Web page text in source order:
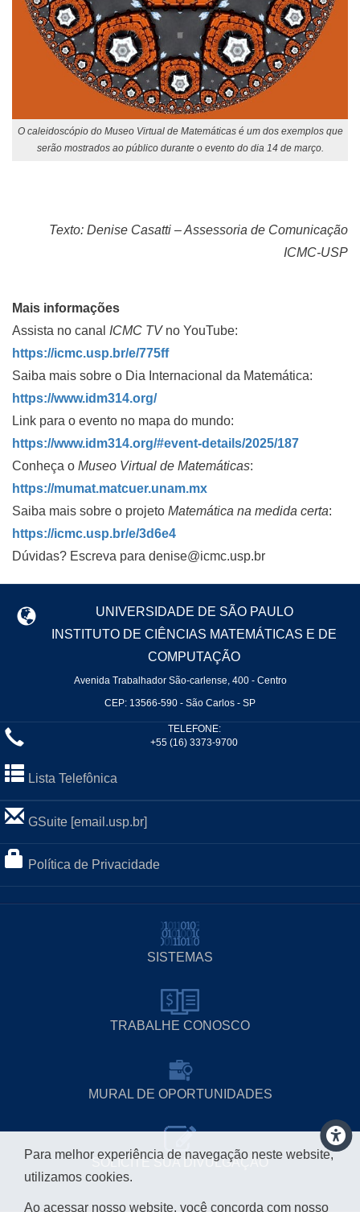
O caleidoscópio do Museo Virtual de Matemáticas é um dos exemplos que
serão mostrados ao público durante o evento do dia 14 de março.
Texto: Denise Casatti – Assessoria de Comunicação
ICMC-USP
Mais informações
Assista no canal ICMC TV no YouTube:
https://icmc.usp.br/e/775ff
Saiba mais sobre o Dia Internacional da Matemática:
https://www.idm314.org/
Link para o evento no mapa do mundo:
https://www.idm314.org/#event-details/2025/187
Conheça o Museo Virtual de Matemáticas:
https://mumat.matcuer.unam.mx
Saiba mais sobre o projeto Matemática na medida certa:
https://icmc.usp.br/e/3d6e4
Dúvidas? Escreva para denise@icmc.usp.br
UNIVERSIDADE DE SÃO PAULO
INSTITUTO DE CIÊNCIAS MATEMÁTICAS E DE
COMPUTAÇÃO
Avenida Trabalhador São-carlense, 400 - Centro
CEP: 13566-590 - São Carlos - SP
TELEFONE:
+55 (16) 3373-9700
Lista Telefônica
GSuite [email.usp.br]
Política de Privacidade
SISTEMAS
TRABALHE CONOSCO
MURAL DE OPORTUNIDADES
SOLICITE SUA DIVULGAÇÃO
Para melhor experiência de navegação neste website,
utilizamos cookies.
Ao acessar nosso website, você concorda com nosso